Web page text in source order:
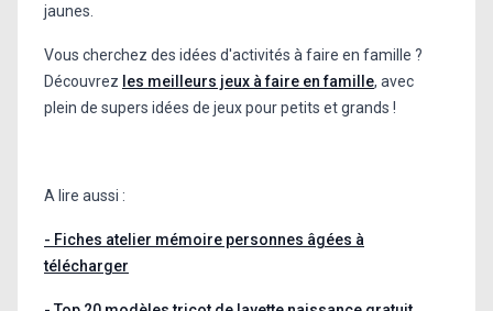
jaunes.
Vous cherchez des idées d'activités à faire en famille ?
Découvrez les meilleurs jeux à faire en famille, avec
plein de supers idées de jeux pour petits et grands !
A lire aussi :
- Fiches atelier mémoire personnes âgées à
télécharger